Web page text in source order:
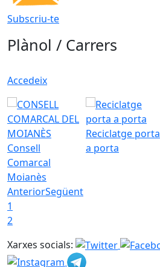
Subscriu-te
Plànol / Carrers
Accedeix
Consell
Comarcal
Moianès
Reciclatge porta
a porta
AnteriorSegüent
1
2
Xarxes socials: